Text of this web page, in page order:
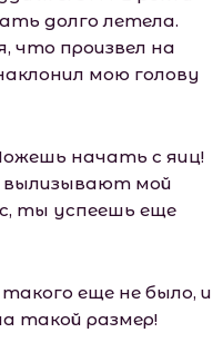
долго летела.
что произвел на
мою голову
начать с яиц!
вылизывают мой
ты успеешь еще
еще не было, и
такой размер!